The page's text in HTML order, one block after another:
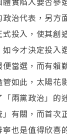
治代表，另方
投入，使其創
今才決定投入
當選，而有賴
如此，太陽花
兩黨政治」的
」有關，而首次
也是值得欣喜